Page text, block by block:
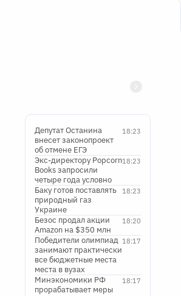
18:23
Депутат Останина
внесет законопроект
об отмене ЕГЭ
18:23
Экс-директору Popcorn
Books запросили
четыре года условно
18:23
Баку готов поставлять
природный газ
Украине
18:20
Безос продал акции
Amazon на $350 млн
18:17
Победители олимпиад
занимают практически
все бюджетные места
места в вузах
18:17
Минэкономики РФ
прорабатывает меры